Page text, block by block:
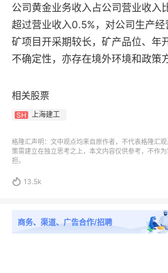
公司黄金业务收入占公司营业收入
超过营业收入0.5%，对公司生产
矿项目开采期较长，矿产品位、年
不确定性，亦存在境外环境和政策
相关股票
SH 上海建工
格隆汇声明：文中观点均来自原作者，不代表格隆汇
策需建立在独立思考之上，本文内容仅供参考，不作
担。
 13.5k
商务、渠道、广告合作/招聘